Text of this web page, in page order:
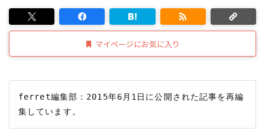
マイページにお気に入り
ferret編集部：2015年6月1日に公開された記事を再編